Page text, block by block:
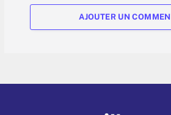
AJOUTER UN